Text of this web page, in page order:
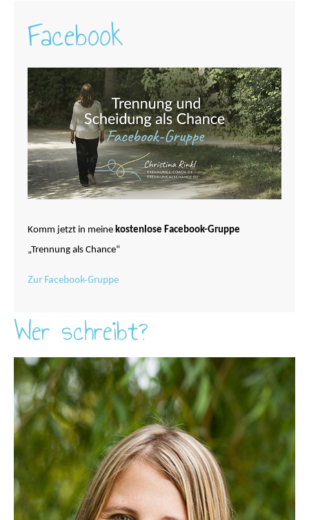
Facebook
Komm jetzt in meine kostenlose Facebook-Gruppe
„Trennung als Chance“
Zur Facebook-Gruppe
Wer schreibt?